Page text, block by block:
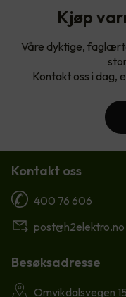
Kjøp
Våre dyktige,
Kontakt oss i dag,
Kontakt oss
400 76 606
post@h2elektro.no
Besøksadresse
Omvikdalsvegen